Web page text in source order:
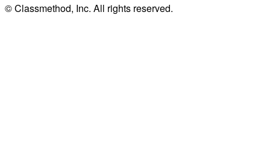
© Classmethod, Inc. All rights reserved.